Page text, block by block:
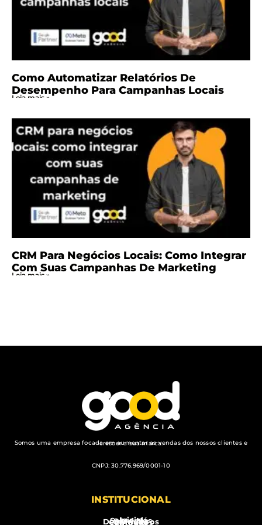
Como Automatizar Relatórios De
Desempenho Para Campanhas Locais
Leia mais »
CRM Para Negócios Locais: Como Integrar
Com Suas Campanhas De Marketing
Leia mais »
Somos uma empresa focada em aumentar as vendas dos nossos clientes e crescer a sua marca.
CNPJ: 30.776.969/0001-10
INSTITUCIONAL
Inicial
Sobre Nós
Serviços
Depoimentos
Conteúdos
Contato